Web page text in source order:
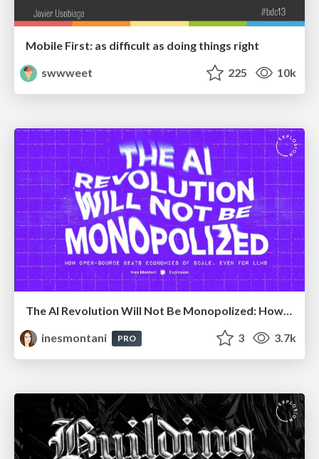
Mobile First: as difficult as doing things right
swwweet
225 10k
The AI Revolution Will Not Be Monopolized: How open-source beats economies of scale, even for LLMs
inesmontani
PRO 3 3.7k